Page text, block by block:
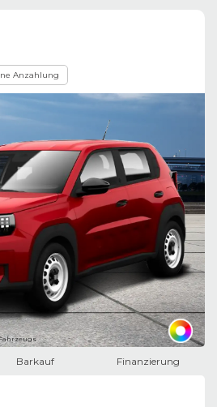
Anzahlung
Barkauf Finanzierung